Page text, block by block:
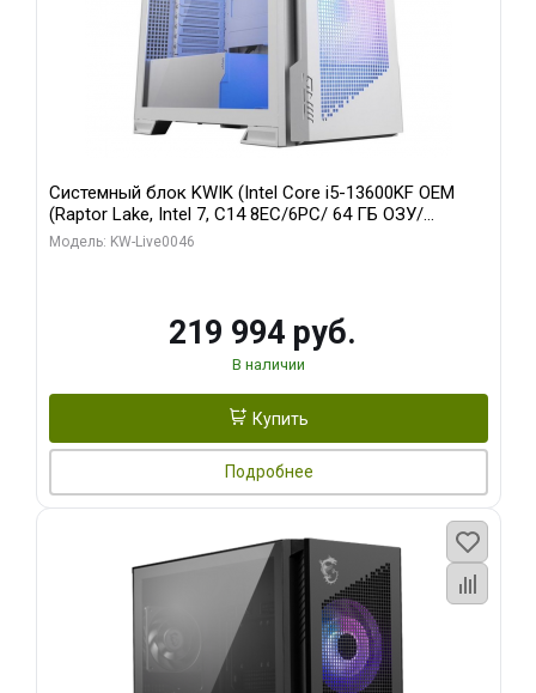
Системный блок KWIK (Intel Core i5-13600KF OEM
(Raptor Lake, Intel 7, C14 8EC/6PC/ 64 ГБ ОЗУ/
Gigabyte RTX5060Ti GAMING OC 8GB GDDR7 128bit
Модель: KW-Live0046
219 994 руб.
В наличии
Купить
Подробнее